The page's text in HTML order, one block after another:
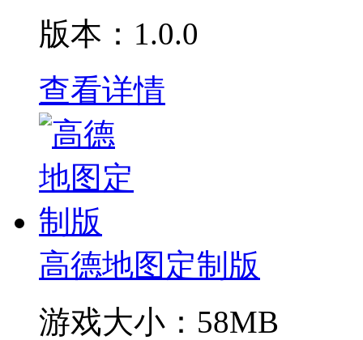
版本：1.0.0
查看详情
高德地图定制版
游戏大小： 58MB